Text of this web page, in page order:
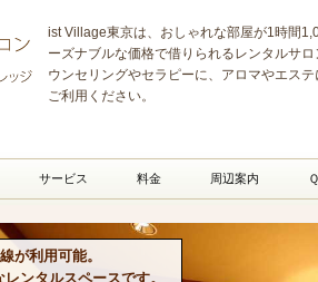
レンタルサロン
ist Village東京は、おしゃれな部屋が1時間
ーズナブルな価格で借りられるレンタルサロ
ウンセリングやセラピーに、アロマやエステ
ご利用ください。
サービス 料金 周辺案内
が利用可能。
ンタルスペースです。